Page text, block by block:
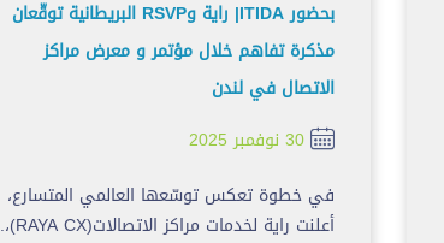
بحضور ITIDA| راية وRSVP البريطانية توقّعان
مذكرة تفاهم خلال مؤتمر و معرض مراكز
الاتصال في لندن
30 نوفمبر 2025
في خطوة تعكس توسّعها العالمي المتسارع،
أعلنت راية لخدمات مراكز الاتصالات(RAYA CX)،...